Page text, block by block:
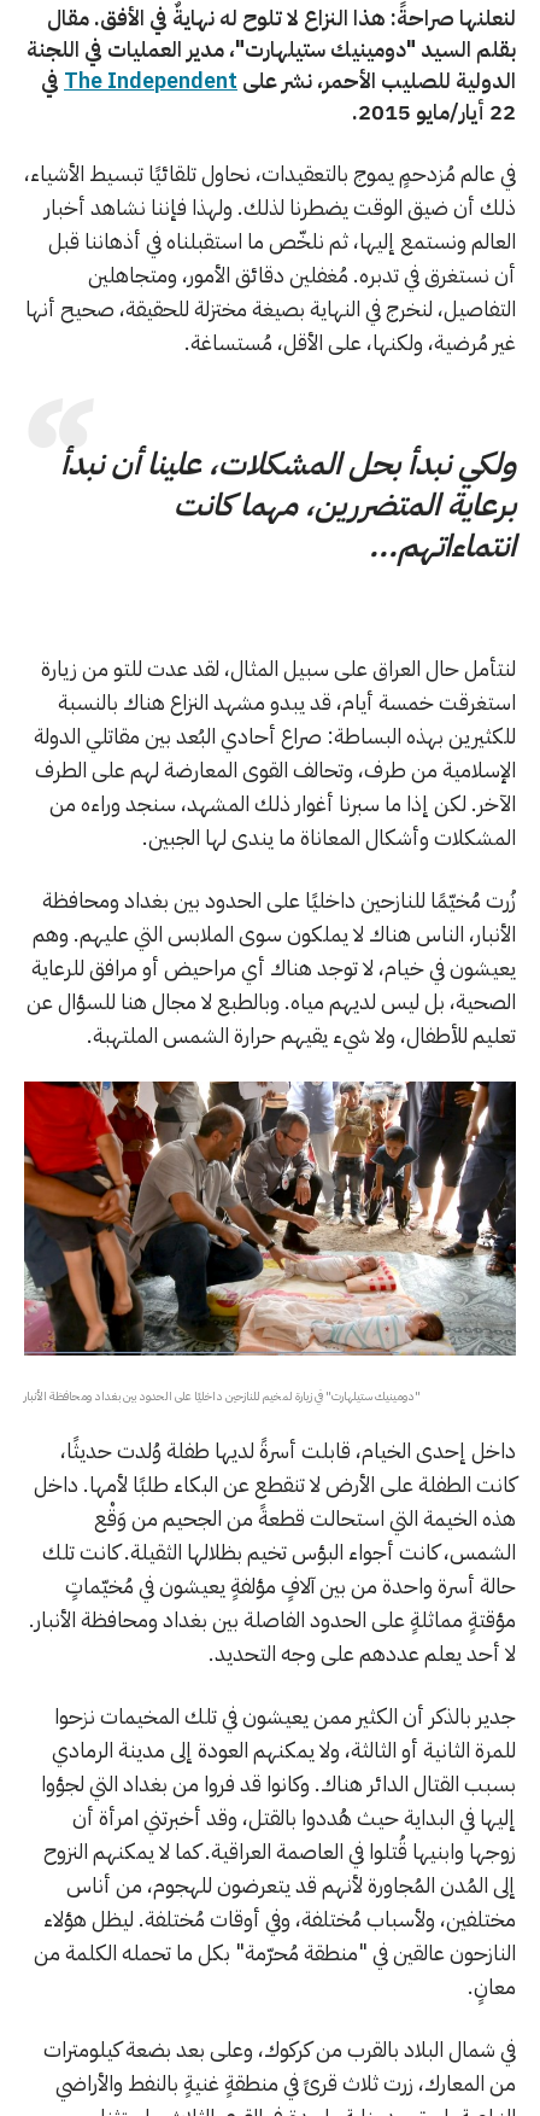
لنعلنها صراحةً: هذا النزاع لا تلوح له نهايةٌ في الأفق. مقال
بقلم السيد "دومينيك ستيلهارت"، مدير العمليات في اللجنة
الدولية للصليب الأحمر، نشر على The Independent في
22 أيار/مايو 2015.
في عالم مُزدحمٍ يموج بالتعقيدات، نحاول تلقائيًا تبسيط الأشياء،
ذلك أن ضيق الوقت يضطرنا لذلك. ولهذا فإننا نشاهد أخبار
العالم ونستمع إليها، ثم نلخّص ما استقبلناه في أذهاننا قبل
أن نستغرق في تدبره. مُغفلين دقائق الأمور، ومتجاهلين
التفاصيل، لنخرج في النهاية بصيغة مختزلة للحقيقة، صحيح أنها
غير مُرضية، ولكنها، على الأقل، مُستساغة.
ولكي نبدأ بحل المشكلات، علينا أن نبدأ
برعاية المتضررين، مهما كانت
انتماءاتهم...
لنتأمل حال العراق على سبيل المثال، لقد عدت للتو من زيارة
استغرقت خمسة أيام، قد يبدو مشهد النزاع هناك بالنسبة
للكثيرين بهذه البساطة: صراع أحادي البُعد بين مقاتلي الدولة
الإسلامية من طرف، وتحالف القوى المعارضة لهم على الطرف
الآخر. لكن إذا ما سبرنا أغوار ذلك المشهد، سنجد وراءه من
المشكلات وأشكال المعاناة ما يندى لها الجبين.
زُرت مُخيّمًا للنازحين داخليًا على الحدود بين بغداد ومحافظة
الأنبار، الناس هناك لا يملكون سوى الملابس التي عليهم. وهم
يعيشون في خيام، لا توجد هناك أي مراحيض أو مرافق للرعاية
الصحية، بل ليس لديهم مياه. وبالطبع لا مجال هنا للسؤال عن
تعليم للأطفال، ولا شيء يقيهم حرارة الشمس الملتهبة.
"دومينيك ستيلهارت" في زيارة لمخيم للنازحين داخليًا على الحدود بين بغداد ومحافظة الأنبار
داخل إحدى الخيام، قابلت أسرةً لديها طفلة وُلدت حديثًا،
كانت الطفلة على الأرض لا تنقطع عن البكاء طلبًا لأمها. داخل
هذه الخيمة التي استحالت قطعةً من الجحيم من وَقْع
الشمس، كانت أجواء البؤس تخيم بظلالها الثقيلة. كانت تلك
حالة أسرة واحدة من بين آلافٍ مؤلفةٍ يعيشون في مُخيّماتٍ
مؤقتةٍ مماثلةٍ على الحدود الفاصلة بين بغداد ومحافظة الأنبار.
لا أحد يعلم عددهم على وجه التحديد.
جدير بالذكر أن الكثير ممن يعيشون في تلك المخيمات نزحوا
للمرة الثانية أو الثالثة، ولا يمكنهم العودة إلى مدينة الرمادي
بسبب القتال الدائر هناك. وكانوا قد فروا من بغداد التي لجؤوا
إليها في البداية حيث هُددوا بالقتل، وقد أخبرتني امرأة أن
زوجها وابنيها قُتلوا في العاصمة العراقية. كما لا يمكنهم النزوح
إلى المُدن المُجاورة لأنهم قد يتعرضون للهجوم، من أناس
مختلفين، ولأسباب مُختلفة، وفي أوقات مُختلفة. ليظل هؤلاء
النازحون عالقين في "منطقة مُحرّمة" بكل ما تحمله الكلمة من
معانٍ.
في شمال البلاد بالقرب من كركوك، وعلى بعد بضعة كيلومترات
من المعارك، زرت ثلاث قرىً في منطقةٍ غنيةٍ بالنفط والأراضي